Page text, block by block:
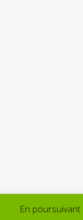
En